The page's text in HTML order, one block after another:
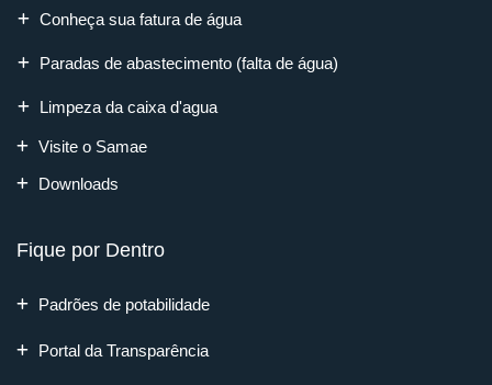
Conheça sua fatura de água
Paradas de abastecimento (falta de água)
Limpeza da caixa d'agua
Visite o Samae
Downloads
Fique por Dentro
Padrões de potabilidade
Portal da Transparência